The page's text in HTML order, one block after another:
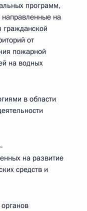
программ,
на
гражданской
от
пожарной
на водных
в области
на развитие
средств и